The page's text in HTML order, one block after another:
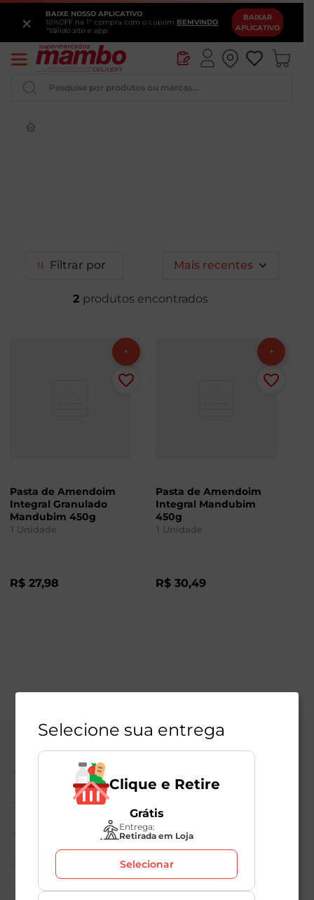
BAIXE NOSSO APLICATIVO
10%OFF na 1ª compra com o cupom BEMVINDO
*Válido site e app
BAIXAR
APLICATIVO
×
Pesquise por produtos ou marcas...
Filtrar Mais recentes
2
Pasta de Amendoim
Integral Granulado
Mandubim 450g
1 Unidade
R$ 27,98
Pasta de Amendoim
Integral Mandubim
450g
1 Unidade
R$ 30,49
Central de Atendimento
Institucional
Políticas Mambo
Atedimento ao Consumidor
Nossas Redes
Selecione sua entrega
Clique e Retire
Grátis
Entrega:
Retirada em Loja
Selecionar